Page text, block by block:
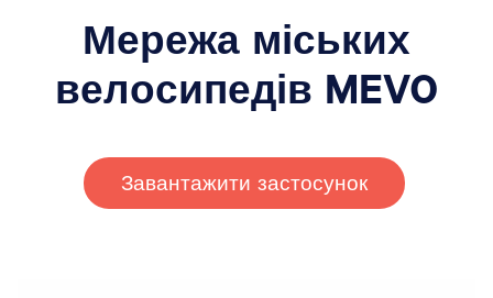
Мережа міських
велосипедів MEVO
Завантажити застосунок